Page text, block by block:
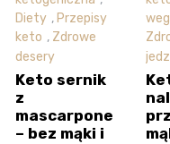
Diety , Przepisy
keto , Zdrowe
desery
Keto sernik
z
mascarpone
– bez mąki i